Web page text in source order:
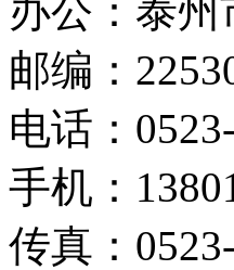
办公：泰
邮编：
电话：
手机：
传真：